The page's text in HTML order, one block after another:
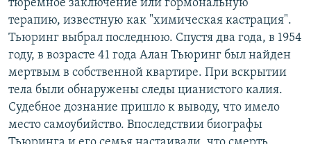
тюремное заключение или гормональную
терапию, известную как "химическая кастрация".
Тьюринг выбрал последнюю. Спустя два года, в 1954
году, в возрасте 41 года Алан Тьюринг был найден
мертвым в собственной квартире. При вскрытии
тела были обнаружены следы цианистого калия.
Судебное дознание пришло к выводу, что имело
место самоубийство. Впоследствии биографы